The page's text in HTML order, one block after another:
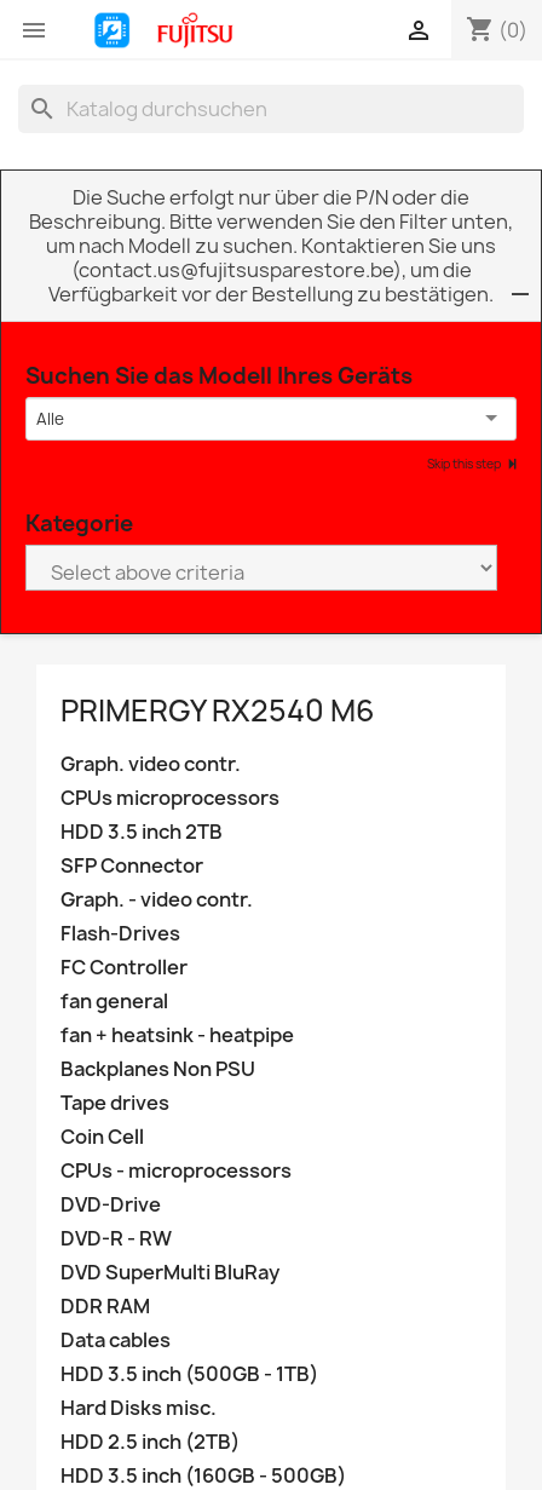
 shopping_cart (0)

search
Die Suche erfolgt nur über die P/N oder die
Beschreibung. Bitte verwenden Sie den Filter unten,
um nach Modell zu suchen. Kontaktieren Sie uns
(contact.us@fujitsusparestore.be), um die
Verfügbarkeit vor der Bestellung zu bestätigen.
Suchen Sie das Modell Ihres Geräts
Alle
Skip this step
Kategorie
PRIMERGY RX2540 M6
Graph. video contr.
CPUs microprocessors
HDD 3.5 inch 2TB
SFP Connector
Graph. - video contr.
Flash-Drives
FC Controller
fan general
fan + heatsink - heatpipe
Backplanes Non PSU
Tape drives
Coin Cell
CPUs - microprocessors
DVD-Drive
DVD-R - RW
DVD SuperMulti BluRay
DDR RAM
Data cables
HDD 3.5 inch (500GB - 1TB)
Hard Disks misc.
HDD 2.5 inch (2TB)
HDD 3.5 inch (160GB - 500GB)